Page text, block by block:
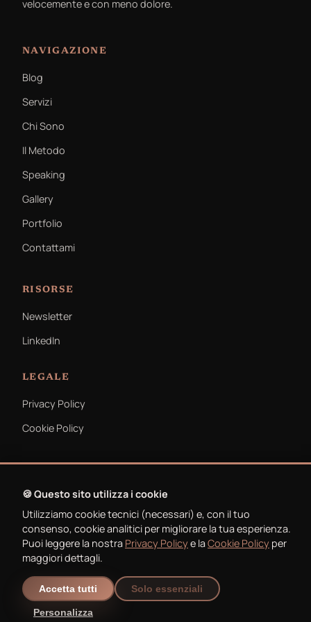
velocemente e con meno dolore.
NAVIGAZIONE
Blog
Servizi
Chi Sono
Il Metodo
Speaking
Gallery
Portfolio
Contattami
RISORSE
Newsletter
LinkedIn
LEGALE
Privacy Policy
Cookie Policy
© 2026 Michele Ferracin. Tutti i diritti riservati.
🍪 Questo sito utilizza i cookie
Utilizziamo cookie tecnici (necessari) e, con il tuo
consenso, cookie analitici per migliorare la tua esperienza.
Puoi leggere la nostra Privacy Policye laCookie Policy per
maggiori dettagli.
Accetta tutti Solo essenziali
Personalizza